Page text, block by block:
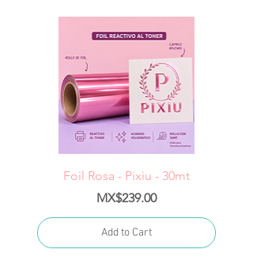
Foil Rosa - Pixiu - 30mt
Price
MX$239.00
Add to Cart